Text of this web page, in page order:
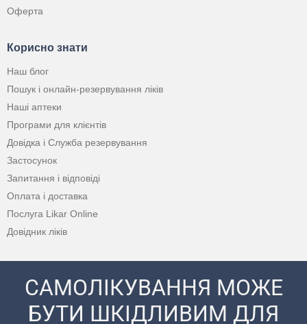
Оферта
Корисно знати
Наш блог
Пошук і онлайн-резервування ліків
Наші аптеки
Програми для клієнтів
Довідка і Служба резервування
Застосунок
Запитання і відповіді
Оплата і доставка
Послуга Likar Online
Довідник ліків
САМОЛІКУВАННЯ МОЖЕ
БУТИ ШКІДЛИВИМ ДЛЯ